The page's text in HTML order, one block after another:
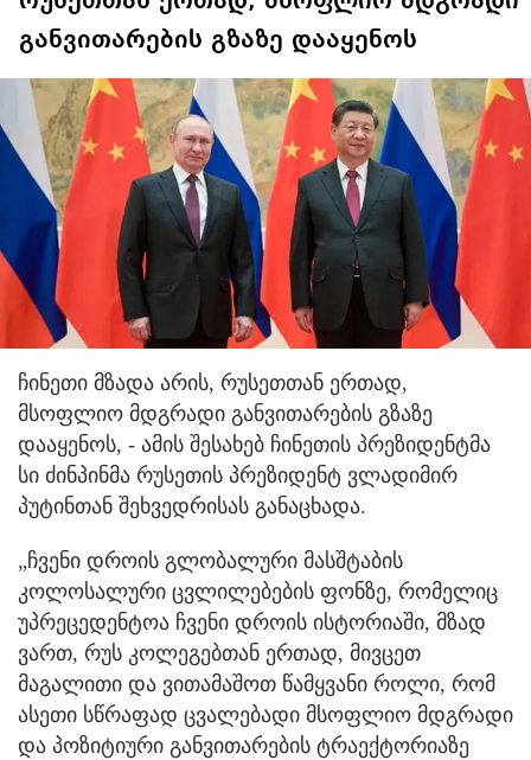
განვითარების გზაზე დააყენოს
ჩინეთი მზადა არის, რუსეთთან ერთად,
მსოფლიო მდგრადი განვითარების გზაზე
დააყენოს, - ამის შესახებ ჩინეთის პრეზიდენტმა
სი ძინპინმა რუსეთის პრეზიდენტ ვლადიმირ
პუტინთან შეხვედრისას განაცხადა.
„ჩვენი დროის გლობალური მასშტაბის
კოლოსალური ცვლილებების ფონზე, რომელიც
უპრეცედენტოა ჩვენი დროის ისტორიაში, მზად
ვართ, რუს კოლეგებთან ერთად, მივცეთ
მაგალითი და ვითამაშოთ წამყვანი როლი, რომ
ასეთი სწრაფად ცვალებადი მსოფლიო მდგრადი
და პოზიტიური განვითარების ტრაექტორიაზე